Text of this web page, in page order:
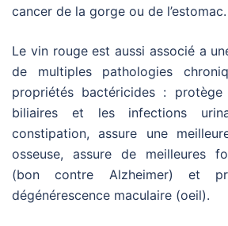
cancer de la gorge ou de l’estomac.
Le vin rouge est aussi associé a
de multiples pathologies
propriétés bactéricides :
biliaires et les infections
constipation, assure une
osseuse, assure de meilleures
(bon contre Alzheimer) et
dégénérescence maculaire (oeil).